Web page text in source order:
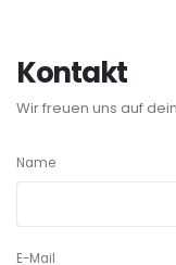
Kontakt
Wir freuen uns auf
Name
E-Mail